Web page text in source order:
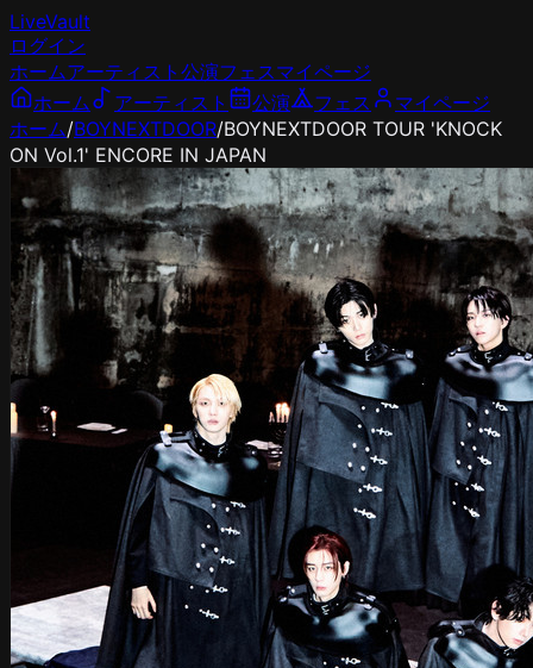
LiveVault
ログイン
ホームアーティスト 公演フェスマイページ
ホーム
アーティスト 公演 フェス
マイページ
ホーム/BOYNEXTDOOR/BOYNEXTDOOR TOUR 'KNOCK
ON Vol.1' ENCORE IN JAPAN